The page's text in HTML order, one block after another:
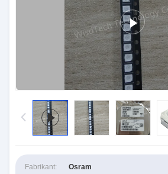
Fabrikant: Osram